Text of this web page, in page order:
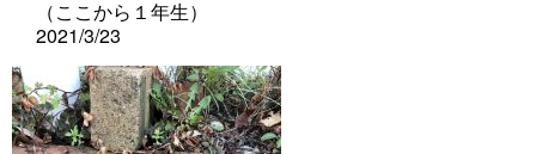
（ここから１年生）
2021/3/23